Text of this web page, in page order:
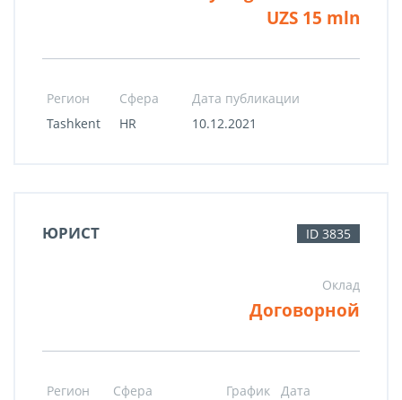
UZS 15 mln
Регион Сфера
Дата публикации
Tashkent
HR 10.12.2021
ЮРИСТ ID 3835
Оклад
Договорной
Регион Сфера
График
Дата